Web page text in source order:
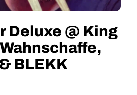
Deluxe @ King
BLEKK